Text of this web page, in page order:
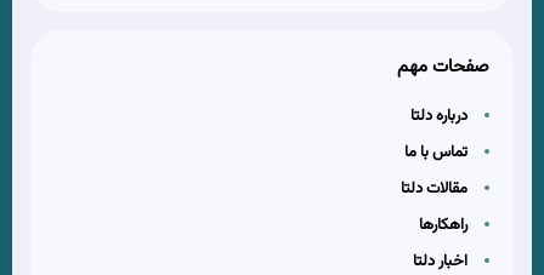
صفحات مهم
درباره دلتا
تماس با ما
مقالات دلتا
راهکارها
اخبار دلتا